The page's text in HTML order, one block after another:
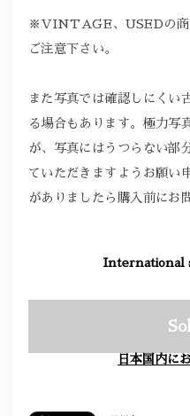
※VINTAGE、USEDの商
ご注意下さい。
また写真では確認しにくい
る場合もあります。極力写
が、写真にはうつらない部
ていただきますようお願い
がありましたら購入前にお
International
日本国内に